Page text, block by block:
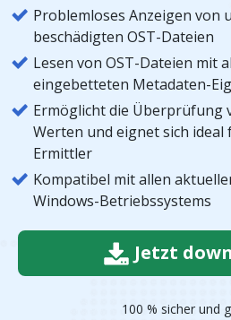
Problemloses Anzeigen von
beschädigten OST-Dateien
Lesen von OST-Dateien mit
eingebetteten Metadaten-
Ermöglicht die Überprüfung
Werten und eignet sich ideal
Ermittler
Kompatibel mit allen
Windows-Betriebssystems
Jetzt
100 % sicher und